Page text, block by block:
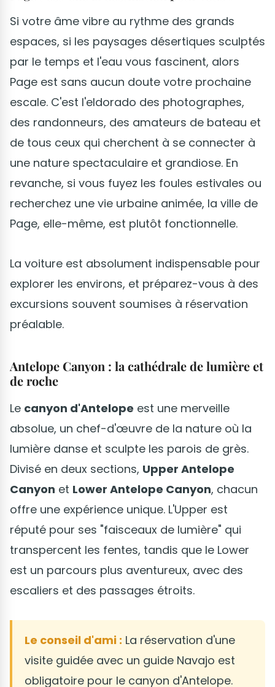
Si votre âme vibre au rythme des grands
espaces, si les paysages désertiques sculptés
par le temps et l'eau vous fascinent, alors
Page est sans aucun doute votre prochaine
escale. C'est l'eldorado des photographes,
des randonneurs, des amateurs de bateau et
de tous ceux qui cherchent à se connecter à
une nature spectaculaire et grandiose. En
revanche, si vous fuyez les foules estivales ou
recherchez une vie urbaine animée, la ville de
Page, elle-même, est plutôt fonctionnelle.
La voiture est absolument indispensable pour
explorer les environs, et préparez-vous à des
excursions souvent soumises à réservation
préalable.
Antelope Canyon : la cathédrale de lumière et
de roche
Le canyon d'Antelope est une merveille
absolue, un chef-d'œuvre de la nature où la
lumière danse et sculpte les parois de grès.
Divisé en deux sections, Upper Antelope
Canyon et Lower Antelope Canyon, chacun
offre une expérience unique. L'Upper est
réputé pour ses "faisceaux de lumière" qui
transpercent les fentes, tandis que le Lower
est un parcours plus aventureux, avec des
escaliers et des passages étroits.
Le conseil d'ami : La réservation d'une
visite guidée avec un guide Navajo est
obligatoire pour le canyon d'Antelope.